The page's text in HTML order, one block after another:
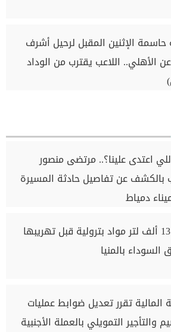
الإثنين المقبل لرحيل أشرف
الأهلي.. اللاعب يقترب من الوداد
اعتدى علينا؟.. مرتضى منصور
بالكشف عن تفاصيل حادثة المسيرة
دمياط
ضبط 13 ألف لتر مواد بترولية قبل تهريبها
السوداء بالمنيا
المالية تقرر تعديل ضوابط عمليات
والتأجير التمويلي بالعملة الأجنبية